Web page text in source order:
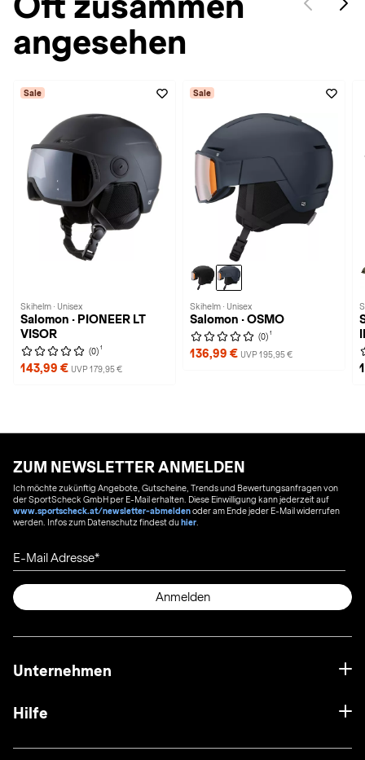
angesehen
Sale
Skihelm · Unisex
Salomon · PIONEER LT
VISOR
(0) 1
143,99 € UVP 179,95 €
Sale
Skihelm · Unisex
Salomon · OSMO
(0) 1
136,99 € UVP 195,95 €
ZUM NEWSLETTER ANMELDEN
Ich möchte zukünftig Angebote, Gutscheine, Trends und Bewertungsanfragen von
der SportScheck GmbH per E-Mail erhalten. Diese Einwilligung kann jederzeit auf
www.sportscheck.at/newsletter-abmeldenoder am Ende jeder E-Mail widerrufen
werden. Infos zum Datenschutz findest duhier
E-Mail Adresse
Anmelden
Unternehmen
Hilfe